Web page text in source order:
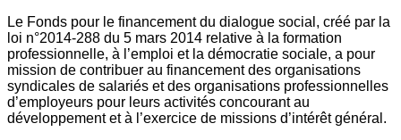
Le Fonds pour le financement du dialogue social, créé par la
loi n°2014-288 du 5 mars 2014 relative à la formation
professionnelle, à l’emploi et la démocratie sociale, a pour
mission de contribuer au financement des organisations
syndicales de salariés et des organisations professionnelles
d’employeurs pour leurs activités concourant au
développement et à l’exercice de missions d’intérêt général.